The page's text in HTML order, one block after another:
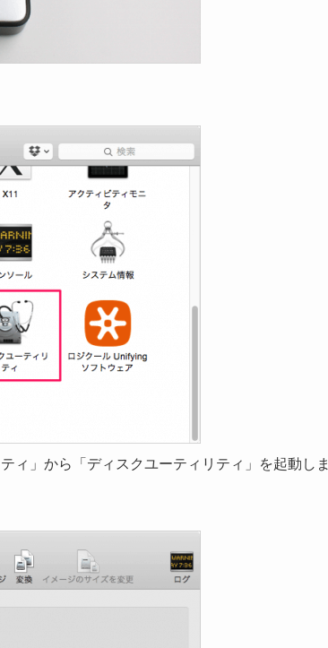
ィ」から「ディスクユーティリティ」を起動しま